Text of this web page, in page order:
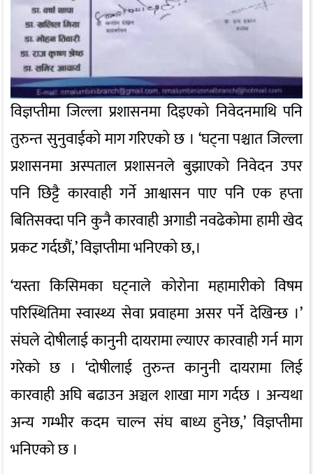
विज्ञप्तीमा जिल्ला प्रशासनमा दिइएको निवेदनमाथि पनि
तुरुन्त सुनुवाईको माग गरिएको छ । ‘घट्ना पश्चात जिल्ला
प्रशासनमा अस्पताल प्रशासनले बुझाएको निवेदन उपर
पनि छिट्टै कारवाही गर्ने आश्वासन पाए पनि एक हप्ता
बितिसक्दा पनि कुनै कारवाही अगाडी नवढेकोमा हामी खेद
प्रकट गर्दछौं,’ विज्ञप्तीमा भनिएको छ,।
‘यस्ता किसिमका घट्नाले कोरोना महामारीको विषम
परिस्थितिमा स्वास्थ्य सेवा प्रवाहमा असर पर्ने देखिन्छ ।’
संघले दोषीलाई कानुनी दायरामा ल्याएर कारवाही गर्न माग
गरेको छ । ‘दोषीलाई तुरुन्त कानुनी दायरामा लिई
कारवाही अघि बढाउन अञ्चल शाखा माग गर्दछ । अन्यथा
अन्य गम्भीर कदम चाल्न संघ बाध्य हुनेछ,’ विज्ञप्तीमा
भनिएको छ ।